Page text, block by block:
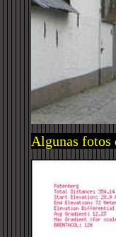
Algunas fotos